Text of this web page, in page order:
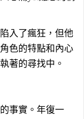
入了瘋狂，但他
色的特點和內心
著的尋找中。
事實。年復一